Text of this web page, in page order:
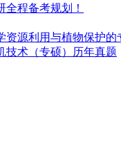
全程备考规划！
资源利用与植物保护的
技术（专硕）历年真题